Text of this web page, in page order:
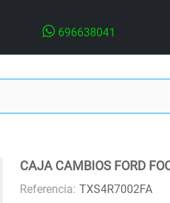
696638041
CAJA CAMBIOS FORD
Referencia: TXS4R7002FA